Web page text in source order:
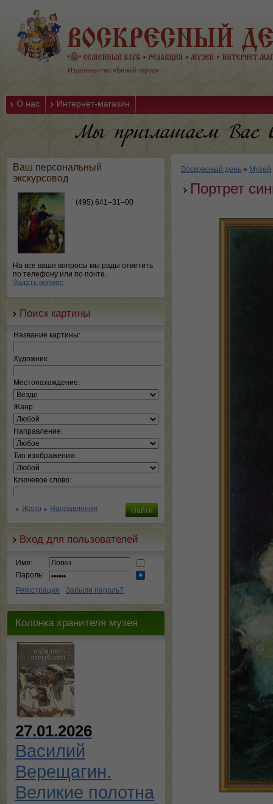
Издательство «Белый город»
О нас Интернет-магазин
Ваш персональный
экскурсовод
(495) 641–31–00
На все ваши вопросы мы рады ответить
по телефону или по почте.
Задать вопрос
Поиск картины
Название картины:
Художник:
Местонахождение:
Жанр:
Направление:
Тип изображения:
Ключевое слово:
Жанр Направления
Вход для пользователей
Имя:
Пароль:
Регистрация
Забыли пароль?
Колонка хранителя музея
27.01.2026
Василий
Верещагин.
Великие полотна
Воскресный день » Музей
Портрет